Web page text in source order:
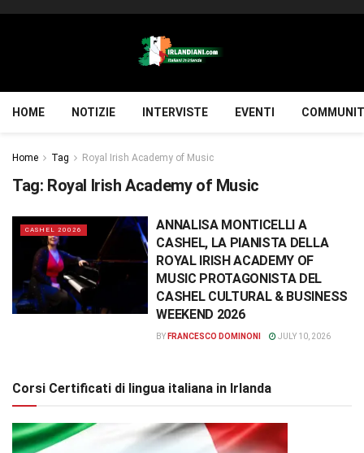
HOME NOTIZIE INTERVISTE EVENTI
Home Tag Royal Irish Academy of Music
Tag: Royal Irish Academy of Music
CASHEL 20026
ANNALISA MONTICELLI A
CASHEL, LA PIANISTA DELLA
ROYAL IRISH ACADEMY OF
MUSIC PROTAGONISTA DEL
CASHEL CULTURAL & BUSINESS
WEEKEND 2026
BY FRANCESCO DOMINONI JULY 10, 2026
Corsi Certificati di lingua italiana in Irlanda